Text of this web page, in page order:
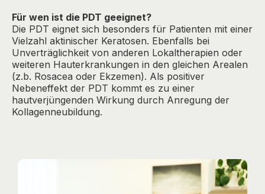
Für wen ist die PDT geeignet?
Die PDT eignet sich besonders für Patienten mit einer
Vielzahl aktinischer Keratosen. Ebenfalls bei
Unverträglichkeit von anderen Lokaltherapien oder
weiteren Hauterkrankungen in den gleichen Arealen
(z.b. Rosacea oder Ekzemen). Als positiver
Nebeneffekt der PDT kommt es zu einer
hautverjüngenden Wirkung durch Anregung der
Kollagenneubildung.